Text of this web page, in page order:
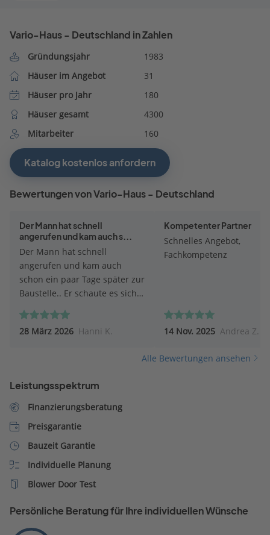
Vario-Haus - Deutschland in Zahlen
Gründungsjahr
1983
Häuser im Angebot
31
Häuser pro Jahr
180
Häuser gesamt
4300
Mitarbeiter
160
Katalog kostenlos anfordern
Bewertungen von Vario-Haus - Deutschland
Der Mann hat schnell
angerufen und kam auch s...
Der Mann hat schnell
angerufen und kam auch
schon ein paar Tage später zur
Baustelle.. Er schaute es sich
wie der Anbau zu realisieren
ist. Machte Fotos, hörte sich
Möglichkeiten abzuklären..
Nun warten wir auf das
28 März 2026 Hanni K.
Kompetenter Partner
Schnelles Angebot,
Fachkompetenz
14 Nov. 2025 Andrea Z.
Alle Bewertungen ansehen
Leistungsspektrum
Finanzierungsberatung
Preisgarantie
Bauzeit Garantie
Individuelle Planung
Blower Door Test
Persönliche Beratung für Ihre individuellen Wünsche